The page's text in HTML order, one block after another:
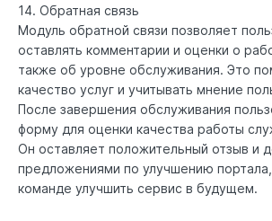
14. Обратная связь
Модуль обратной связи позволяет
оставлять комментарии и оценки о
также об уровне обслуживания. Это
качество услуг и учитывать мнение
После завершения обслуживания
форму для оценки качества работы
Он оставляет положительный отзыв и
предложениями по улучшению
команде улучшить сервис в будущем.